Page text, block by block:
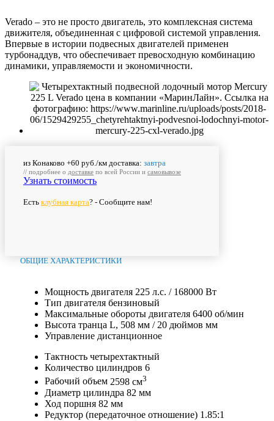
Verado – это не просто двигатель, это комплексная система
движителя, объединенная с цифровой системой управления.
Впервые в истории подвесных двигателей применен
турбонаддув, что обеспечивает превосходную комбинацию
динамики, управляемости и экономичности.
из Конаково +60 руб./км доставка: завтра
// подробнее о доставке по всей России и самовывозе
Узнать стоимость
Есть клубная карта? - Сообщите нам!
ОБЩИЕ ХАРАКТЕРИСТИКИ
Мощность двигателя 225 л.с. / 168000 Вт
Тип двигателя бензиновый
Максимальные обороты двигателя 6400 об/мин
Высота транца L, 508 мм / 20 дюймов мм
Управление дистанционное
Тактность четырехтактный
Количество цилиндров 6
Рабочий объем 2598 см3
Диаметр цилиндра 82 мм
Ход поршня 82 мм
Редуктор (передаточное отношение) 1.85:1